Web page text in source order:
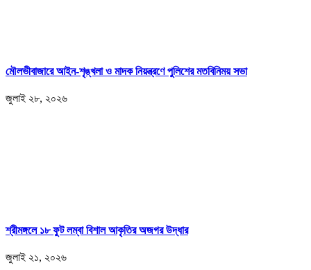
মৌলভীবাজারে আইন-শৃঙ্খলা ও মাদক নিয়ন্ত্রণে পুলিশের মতবিনিময় সভা
জুলাই ২৮, ২০২৬
শ্রীমঙ্গলে ১৮ ফুট লম্বা বিশাল আকৃতির অজগর উদ্ধার
জুলাই ২১, ২০২৬